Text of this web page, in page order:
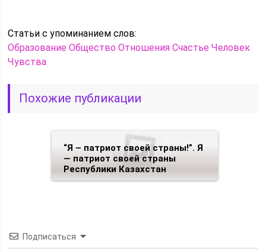
Статьи c упоминанием слов:
Образование Общество Отношения Счастье Человек
Чувства
Похожие публикации
“Я – патриот своей страны!”. Я
— патриот своей страны
Республики Казахстан
Подписаться